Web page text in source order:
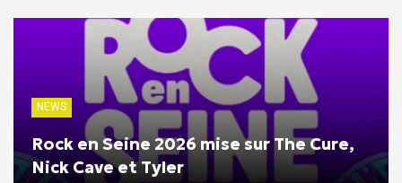
NEWS
Rock en Seine 2026 mise sur The Cure,
Nick Cave et Tyler